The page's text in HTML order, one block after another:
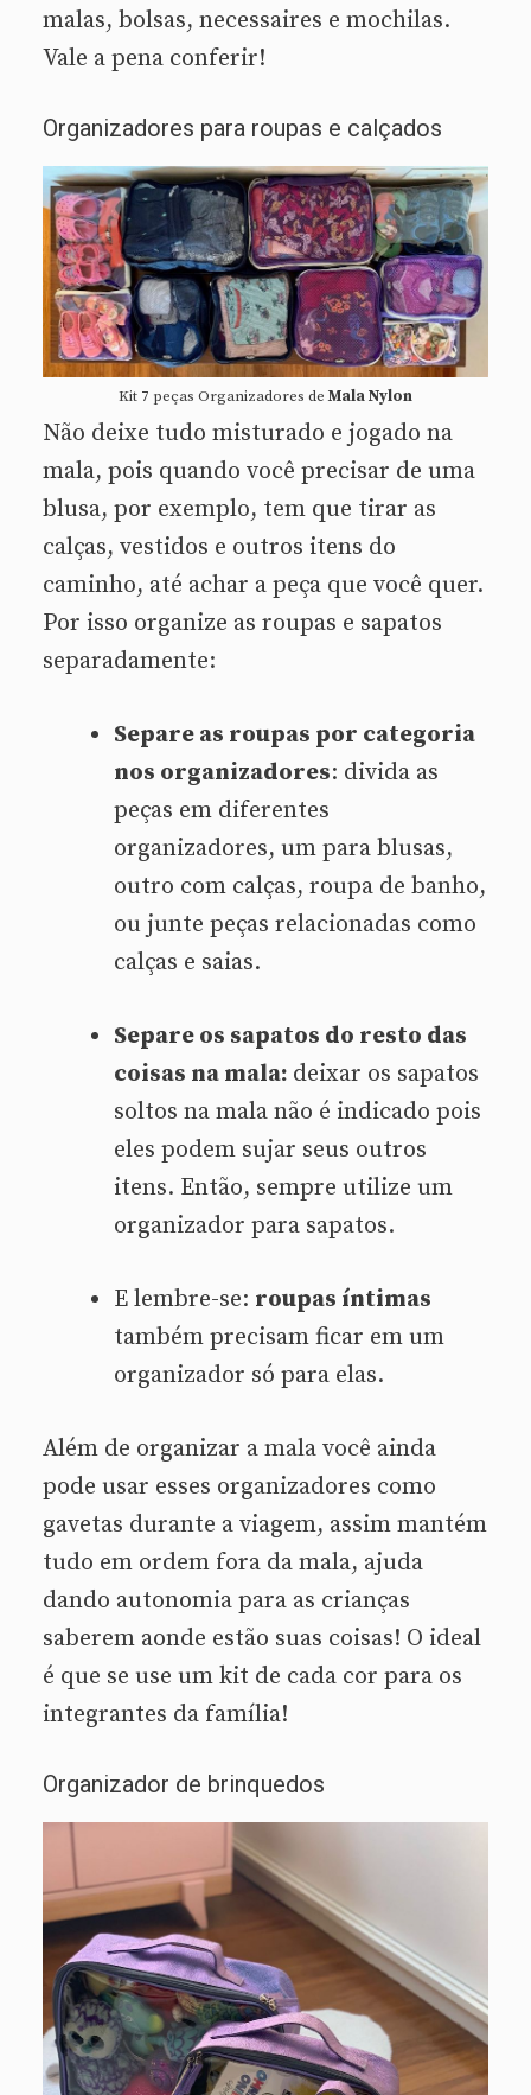
malas, bolsas, necessaires e mochilas.
Vale a pena conferir!
Organizadores para roupas e calçados
Kit 7 peças Organizadores deMala Nylon
Não deixe tudo misturado e jogado na
mala, pois quando você precisar de uma
blusa, por exemplo, tem que tirar as
calças, vestidos e outros itens do
caminho, até achar a peça que você quer.
Por isso organize as roupas e sapatos
separadamente:
Separe as roupas por categoria
nos organizadores: divida as
peças em diferentes
organizadores, um para blusas,
outro com calças, roupa de banho,
ou junte peças relacionadas como
calças e saias.
Separe os sapatos do resto das
coisas na mala: deixar os sapatos
soltos na mala não é indicado pois
eles podem sujar seus outros
itens. Então, sempre utilize um
organizador para sapatos.
E lembre-se: roupas íntimas
também precisam ficar em um
organizador só para elas.
Além de organizar a mala você ainda
pode usar esses organizadores como
gavetas durante a viagem, assim mantém
tudo em ordem fora da mala, ajuda
dando autonomia para as crianças
saberem aonde estão suas coisas! O ideal
é que se use um kit de cada cor para os
integrantes da família!
Organizador de brinquedos